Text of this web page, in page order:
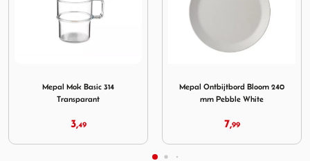
Mepal Mok Basic 314
Transparant
3,49
Mepal Ontbijtbord Bloom 240
mm Pebble White
7,99